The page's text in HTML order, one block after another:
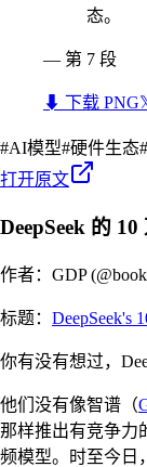
态。
— 第 7 段
⬇︎ 下载 PNG
#AI模型#硬件生态#
打开原文
DeepSeek 的
作者：GDP
标题： DeepSeek's
你有没有想过，
他们没有像智谱（
那样推出有竞争力
频模型。时至今日